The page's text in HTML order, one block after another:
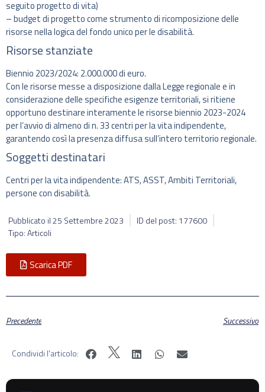
seguito progetto di vita)
– budget di progetto come strumento di ricomposizione delle
risorse nella logica del fondo unico per le disabilità.
Risorse stanziate
Biennio 2023/2024: 2.000.000 di euro.
Con le risorse messe a disposizione dalla Legge regionale e in
considerazione delle specifiche esigenze territoriali, si ritiene
opportuno destinare interamente le risorse biennio 2023-2024
per l’avvio di almeno di n. 33 centri per la vita indipendente,
garantendo così la presenza diffusa sull’intero territorio regionale.
Soggetti destinatari
Centri per la vita indipendente: ATS, ASST, Ambiti Territoriali,
persone con disabilità.
Pubblicato il25 Settembre 2023
ID del post: 177600
Tipo: Articoli
Scarica PDF
Precedente Successivo
Condividi l'articolo: